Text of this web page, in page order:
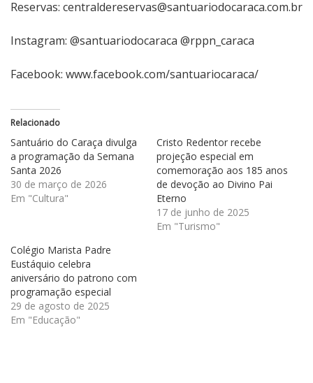
Reservas: centraldereservas@santuariodocaraca.com.br
Instagram: @santuariodocaraca @rppn_caraca
Facebook: www.facebook.com/santuariocaraca/
Relacionado
Santuário do Caraça divulga
a programação da Semana
Santa 2026
30 de março de 2026
Em "Cultura"
Cristo Redentor recebe
projeção especial em
comemoração aos 185 anos
de devoção ao Divino Pai
Eterno
17 de junho de 2025
Em "Turismo"
Colégio Marista Padre
Eustáquio celebra
aniversário do patrono com
programação especial
29 de agosto de 2025
Em "Educação"